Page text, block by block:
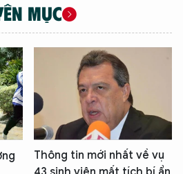
MỤC
Thông tin mới nhất về vụ